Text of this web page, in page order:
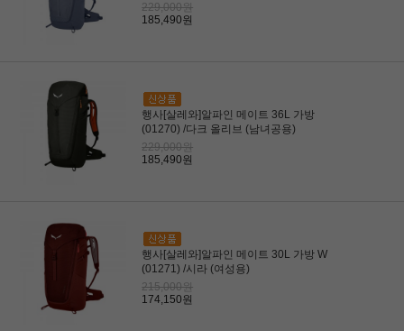
229,000원
185,490원
행사[살레와]알파인 메이트 36L 가방
(01270) /다크 올리브 (남녀공용)
229,000원
185,490원
행사[살레와]알파인 메이트 30L 가방 W
(01271) /시라 (여성용)
215,000원
174,150원